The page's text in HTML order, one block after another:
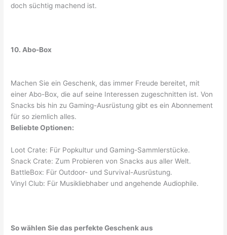
doch süchtig machend ist.
10. Abo-Box
Machen Sie ein Geschenk, das immer Freude bereitet, mit
einer Abo-Box, die auf seine Interessen zugeschnitten ist. Von
Snacks bis hin zu Gaming-Ausrüstung gibt es ein Abonnement
für so ziemlich alles.
Beliebte Optionen:
Loot Crate: Für Popkultur und Gaming-Sammlerstücke.
Snack Crate: Zum Probieren von Snacks aus aller Welt.
BattleBox: Für Outdoor- und Survival-Ausrüstung.
Vinyl Club: Für Musikliebhaber und angehende Audiophile.
So wählen Sie das perfekte Geschenk aus